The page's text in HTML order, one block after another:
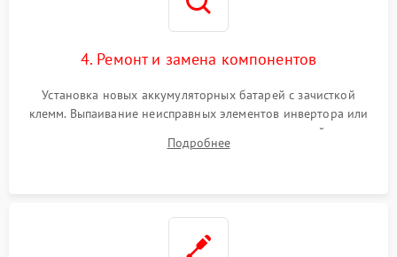
4. Ремонт и замена компонентов
Установка новых аккумуляторных батарей с зачисткой
клемм. Выпаивание неисправных элементов инвертора или
цепи зарядки и монтаж новых радиодеталей.
Восстановление поврежденных токоведущих дорожек и
Подробнее